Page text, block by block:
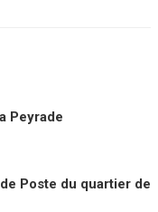
Peyrade
Poste du quartier de